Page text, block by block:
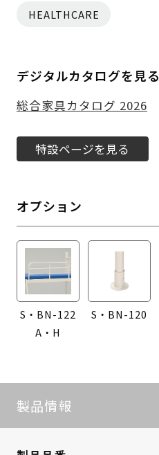
HEALTHCARE
デジタルカタログを見る
総合家具カタログ 2026
特設ページを見る
オプション
S・BN-122
A・H
S・BN-120
製品情報